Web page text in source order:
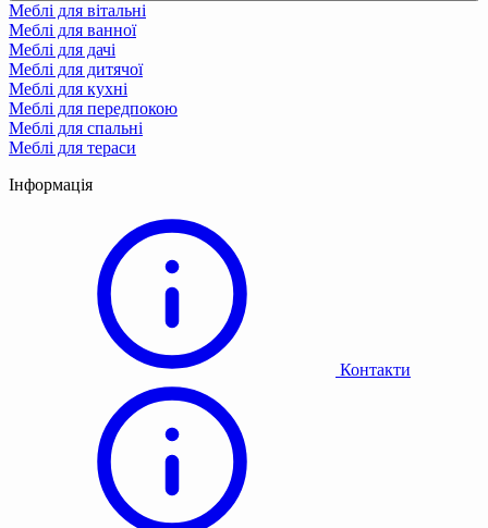
Меблі для вітальні
Меблі для ванної
Меблі для дачі
Меблі для дитячої
Меблі для кухні
Меблі для передпокою
Меблі для спальні
Меблі для тераси
Інформація
Контакти